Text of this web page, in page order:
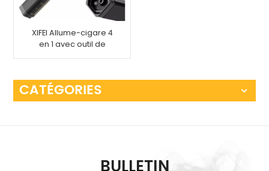
XIFEI Allume-cigare 4
en 1 avec outil de
mesure pour tiroir à
CATÉGORIES